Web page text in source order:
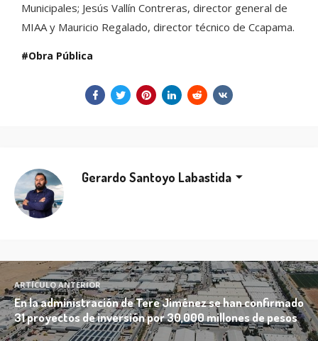
Municipales; Jesús Vallín Contreras, director general de
MIAA y Mauricio Regalado, director técnico de Ccapama.
Obra Pública
Gerardo Santoyo Labastida
ARTÍCULO ANTERIOR
En la administración de Tere Jiménez se han confirmado
31 proyectos de inversión por 30,000 millones de pesos